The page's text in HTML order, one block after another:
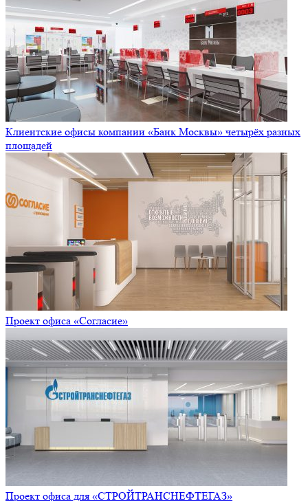
Клиентские офисы компании «Банк Москвы» четырёх разных
площадей
Проект офиса «Согласие»
Проект офиса для «СТРОЙТРАНСНЕФТЕГАЗ»